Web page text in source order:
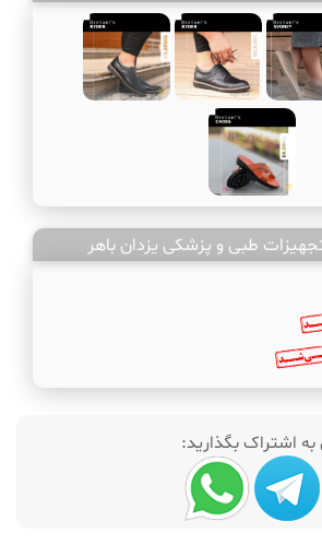
طبی و پزشکی یزدان باهر
به اشتراک بگذارید: